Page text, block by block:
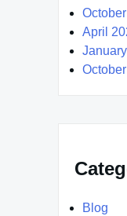
April
Blog